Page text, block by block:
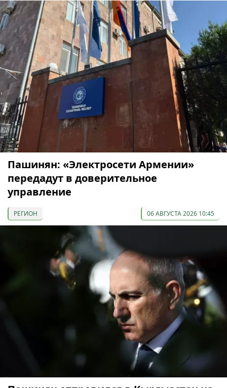
Пашинян: «Электросети Армении»
передадут в доверительное
управление
РЕГИОН 06 АВГУСТА 2026 10:45